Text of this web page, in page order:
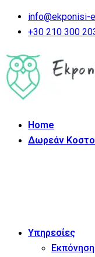
info@ekponisi-
+30 210 300
Home
Δωρεάν
Υπηρεσίες